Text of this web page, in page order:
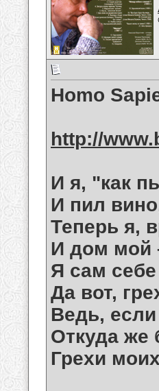
Homo
http://
И я, "как
И пил
Теперь я,
И дом мой
Я сам
Да вот,
Ведь,
Откуда же
Грехи